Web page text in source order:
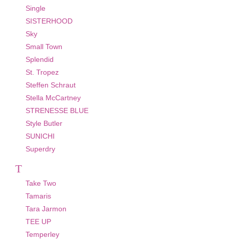
Single
SISTERHOOD
Sky
Small Town
Splendid
St. Tropez
Steffen Schraut
Stella McCartney
STRENESSE BLUE
Style Butler
SUNICHI
Superdry
T
Take Two
Tamaris
Tara Jarmon
TEE UP
Temperley